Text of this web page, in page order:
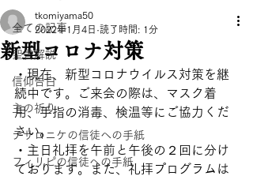
全ての記事
聖書解説
信仰告白
主の祈り
テサロニケの信徒への手紙
フィリピの信徒への手紙
新型コロナ対策
tkomiyama50
2022年1月4日 読了時間: 1分
・現在、新型コロナウイルス対策を継
続中です。ご来会の際は、マスク着
用、手指の消毒、検温等にご協力くだ
さい。
・主日礼拝を午前と午後の２回に分け
ております。また、礼拝プログラムは